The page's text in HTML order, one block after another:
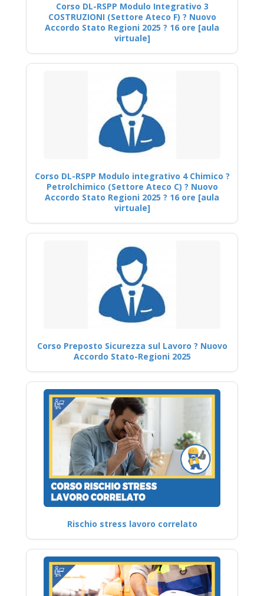
Corso DL-RSPP Modulo Integrativo 3
COSTRUZIONI (Settore Ateco F) ? Nuovo
Accordo Stato Regioni 2025 ? 16 ore [aula
virtuale]
Corso DL-RSPP Modulo integrativo 4 Chimico ?
Petrolchimico (Settore Ateco C) ? Nuovo
Accordo Stato Regioni 2025 ? 16 ore [aula
virtuale]
Corso Preposto Sicurezza sul Lavoro ? Nuovo
Accordo Stato-Regioni 2025
Rischio stress lavoro correlato